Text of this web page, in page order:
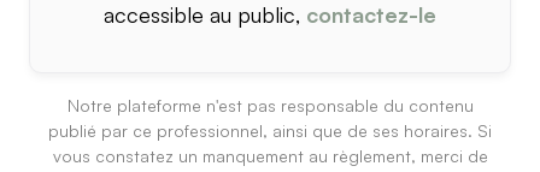
accessible au public, contactez-le
Notre plateforme n'est pas responsable du contenu
publié par ce professionnel, ainsi que de ses horaires. Si
vous constatez un manquement au règlement, merci de